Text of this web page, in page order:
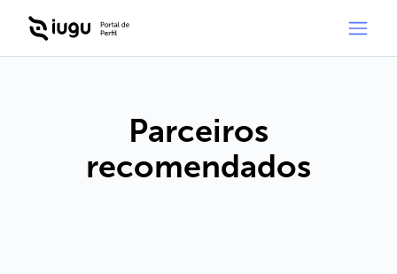
Parceiros
recomendados